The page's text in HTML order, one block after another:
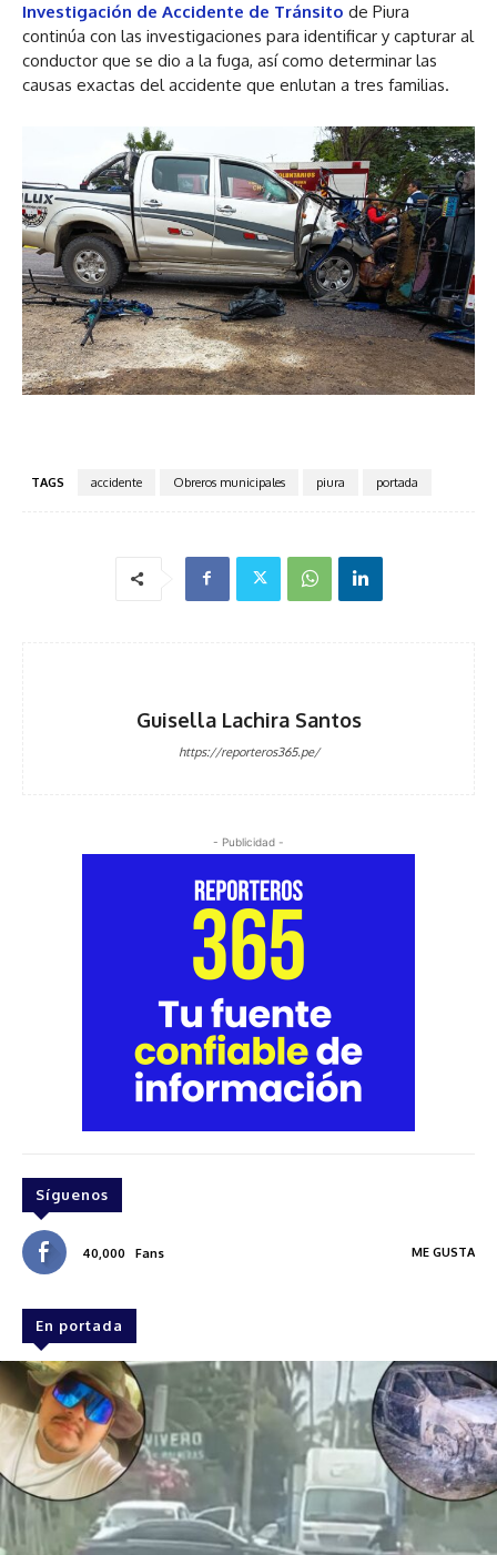
Investigación de Accidente de Tránsito de Piura
continúa con las investigaciones para identificar y capturar al
conductor que se dio a la fuga, así como determinar las
causas exactas del accidente que enlutan a tres familias.
TAGS accidente Obreros municipales piura portada
Guisella Lachira Santos
https://reporteros365.pe/
- Publicidad -
Síguenos
40,000 Fans ME GUSTA
En portada